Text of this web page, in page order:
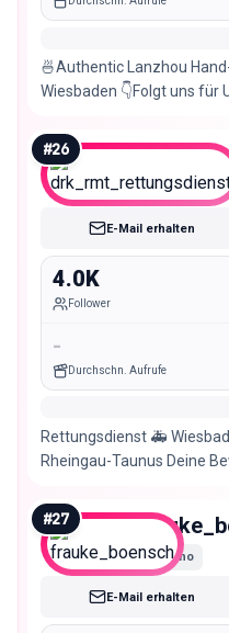
🍜Authentic Lanzhou
Wiesbaden 👇Folgt uns für
#26
Nano
E-Mail erhalten
4.0K
Follower
-
Durchschn. Aufrufe
Rettungsdienst 🚑
Rheingau-Taunus Deine
#27
Nano
E-Mail erhalten